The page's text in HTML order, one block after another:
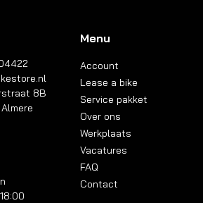
8B
Menu
Account
Lease a bike
Service pakket
Over ons
Werkplaats
Vacatures
FAQ
Contact